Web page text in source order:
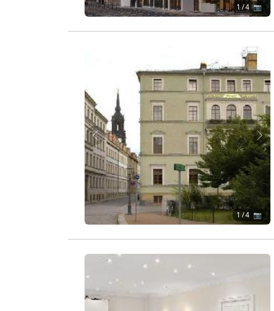
1/ 4 📷
Zurück
1 / 4 📷